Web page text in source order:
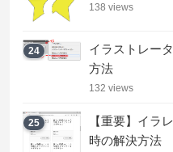
138 views
24
イラストレー
方法
132 views
25
【重要】イラ
時の解決方法